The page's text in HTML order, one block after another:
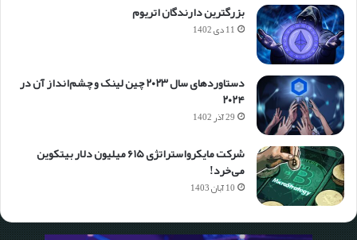
بزرگترین دارندگان اتریوم
11 دی 1402
دستاوردهای سال ۲۰۲۳ چین لینک و چشم‌انداز آن در
۲۰۲۴
29 آذر 1402
شرکت مایکرواستراتژی ۶۱۵ میلیون دلار بیتکوین
می‌خرد!
10 آبان 1403